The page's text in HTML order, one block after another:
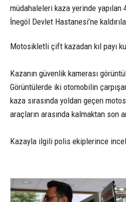
müdahaleleri kaza yerinde yapılan
İnegöl Devlet Hastanesi’ne
Motosikletli çift kazadan kıl payı
Kazanın güvenlik kamerası
Görüntülerde iki otomobilin
kaza sırasında yoldan geçen
araçların arasında kalmaktan son
Kazayla ilgili polis ekiplerince